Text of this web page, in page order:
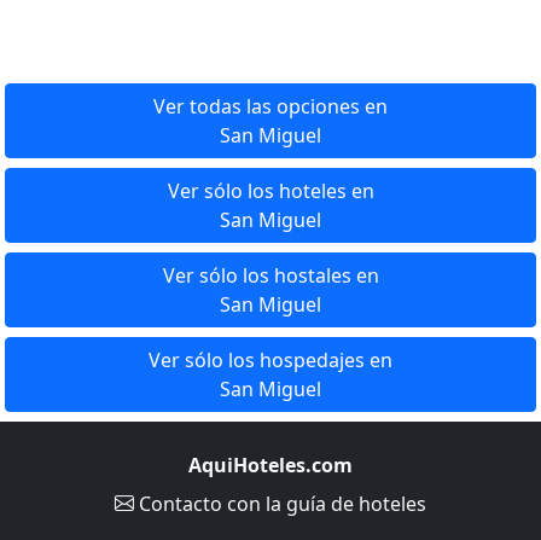
Ver todas las opciones en
San Miguel
Ver sólo los hoteles en
San Miguel
Ver sólo los hostales en
San Miguel
Ver sólo los hospedajes en
San Miguel
AquiHoteles.com
Contacto con la guía de hoteles